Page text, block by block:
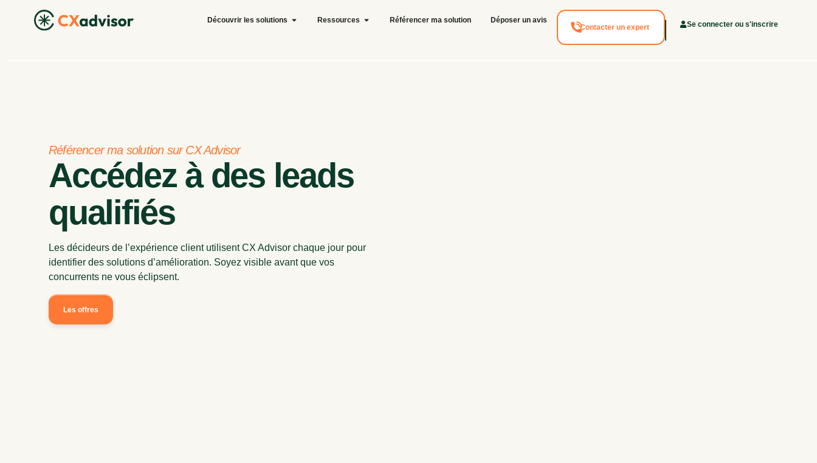
Découvrir les solutions Ressources Référencer ma solution
Déposer un avis
Contacter un expert
Se connecter ou s'inscrire
Référencer ma solution sur CX Advisor
Accédez à des leads
qualifiés
Les décideurs de l’expérience client utilisent CX Advisor chaque jour pour
identifier des solutions d’amélioration. Soyez visible avant que vos
concurrents ne vous éclipsent.
Les offres